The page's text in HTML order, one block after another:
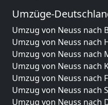
Umzüge-
Umzug von Neuss nach
Umzug von Neuss nach
Umzug von Neuss nach
Umzug von Neuss nach
Umzug von Neuss nach
Umzug von Neuss nach
Umzug von Neuss nach